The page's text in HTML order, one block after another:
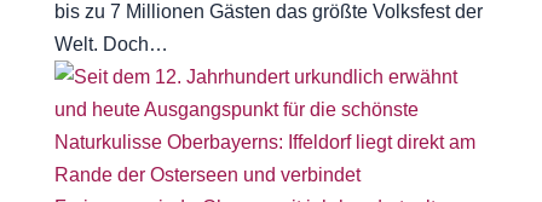
bis zu 7 Millionen Gästen das größte Volksfest der
Welt. Doch…